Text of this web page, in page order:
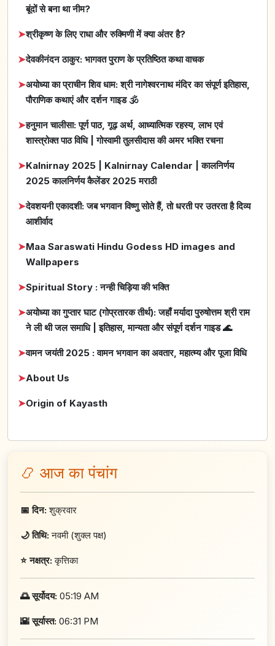
बूंदों से बना था नीम?
➤श्रीकृष्ण के लिए राधा और रुक्मिणी में क्या अंतर है?
➤देवकीनंदन ठाकुर: भागवत पुराण के प्रतिष्ठित कथा वाचक
➤अयोध्या का प्राचीन शिव धाम: श्री नागेश्वरनाथ मंदिर का संपूर्ण इतिहास,
पौराणिक कथाएं और दर्शन गाइड 🕉️
➤हनुमान चालीसा: पूर्ण पाठ, गूढ़ अर्थ, आध्यात्मिक रहस्य, लाभ एवं
शास्त्रोक्त पाठ विधि | गोस्वामी तुलसीदास की अमर भक्ति रचना
➤Kalnirnay 2025 | Kalnirnay Calendar | कालनिर्णय
2025 कालनिर्णय कैलेंडर 2025 मराठी
➤देवशयनी एकादशी: जब भगवान विष्णु सोते हैं, तो धरती पर उतरता है दिव्य
आशीर्वाद
➤Maa Saraswati Hindu Godess HD images and
Wallpapers
➤Spiritual Story : नन्ही चिड़िया की भक्ति
➤अयोध्या का गुप्तार घाट (गोप्रतारक तीर्थ): जहाँ मर्यादा पुरुषोत्तम श्री राम
ने ली थी जल समाधि | इतिहास, मान्यता और संपूर्ण दर्शन गाइड 🌊
➤वामन जयंती 2025 : वामन भगवान का अवतार, महात्म्य और पूजा विधि
➤About Us
➤Origin of Kayasth
📿 आज का पंचांग
📅 दिन:शुक्रवार
🌙 तिथि:नवमी (शुक्ल पक्ष)
⭐ नक्षत्र:कृत्तिका
🌅 सूर्योदय: 05:19 AM
🌇 सूर्यास्त: 06:31 PM